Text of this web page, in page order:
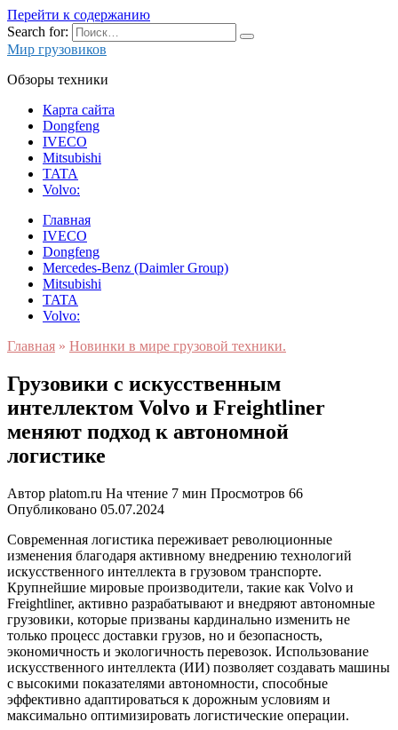
Перейти к содержанию
Search for:
Мир грузовиков
Обзоры техники
Карта сайта
Dongfeng
IVECO
Mitsubishi
TATA
Volvo:
Главная
IVECO
Dongfeng
Mercedes-Benz (Daimler Group)
Mitsubishi
TATA
Volvo:
Главная » Новинки в мире грузовой техники.
Грузовики с искусственным
интеллектом Volvo и Freightliner
меняют подход к автономной
логистике
Автор platom.ru На чтение 7 мин Просмотров 66
Опубликовано 05.07.2024
Современная логистика переживает революционные
изменения благодаря активному внедрению технологий
искусственного интеллекта в грузовом транспорте.
Крупнейшие мировые производители, такие как Volvo и
Freightliner, активно разрабатывают и внедряют автономные
грузовики, которые призваны кардинально изменить не
только процесс доставки грузов, но и безопасность,
экономичность и экологичность перевозок. Использование
искусственного интеллекта (ИИ) позволяет создавать машины
с высокими показателями автономности, способные
эффективно адаптироваться к дорожным условиям и
максимально оптимизировать логистические операции.